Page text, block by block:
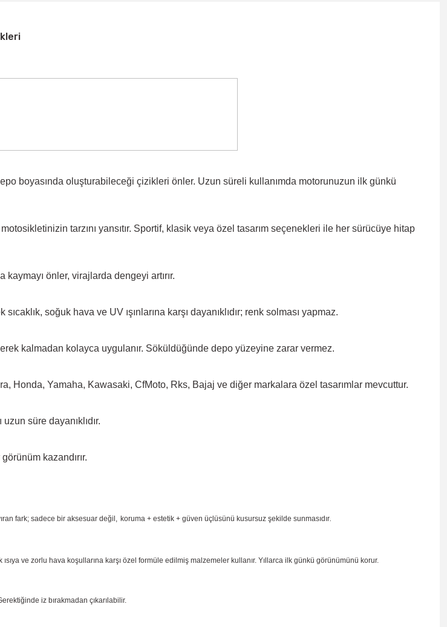
boyasında oluşturabileceği çizikleri önler. Uzun süreli kullanımda motorunuzun ilk günkü
tarzını yansıtır. Sportif, klasik veya özel tasarım seçenekleri ile her sürücüye hitap
önler, virajlarda dengeyi artırır.
sıcaklık, soğuk hava ve UV ışınlarına karşı dayanıklıdır; renk solması yapmaz.
kalmadan kolayca uygulanır. Söküldüğünde depo yüzeyine zarar vermez.
Honda, Yamaha, Kawasaki, CfMoto, Rks, Bajaj ve diğer markalara özel tasarımlar mevcuttur.
uzun süre dayanıklıdır.
görünüm kazandırır.
fark; sadece bir aksesuar değil, koruma + estetik + güven üçlüsünü kusursuz şekilde sunmasıdır
ve zorlu hava koşullarına karşı özel formüle edilmiş malzemeler kullanır. Yıllarca ilk günkü görünümünü korur.
iz bırakmadan çıkarılabilir.